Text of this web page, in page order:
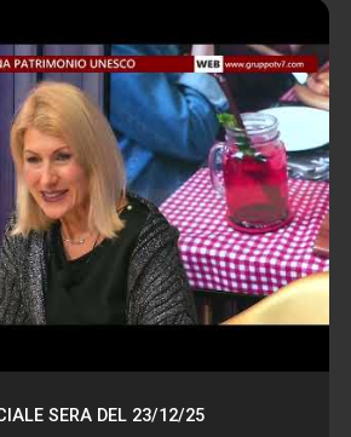
SERA DEL 23/12/25